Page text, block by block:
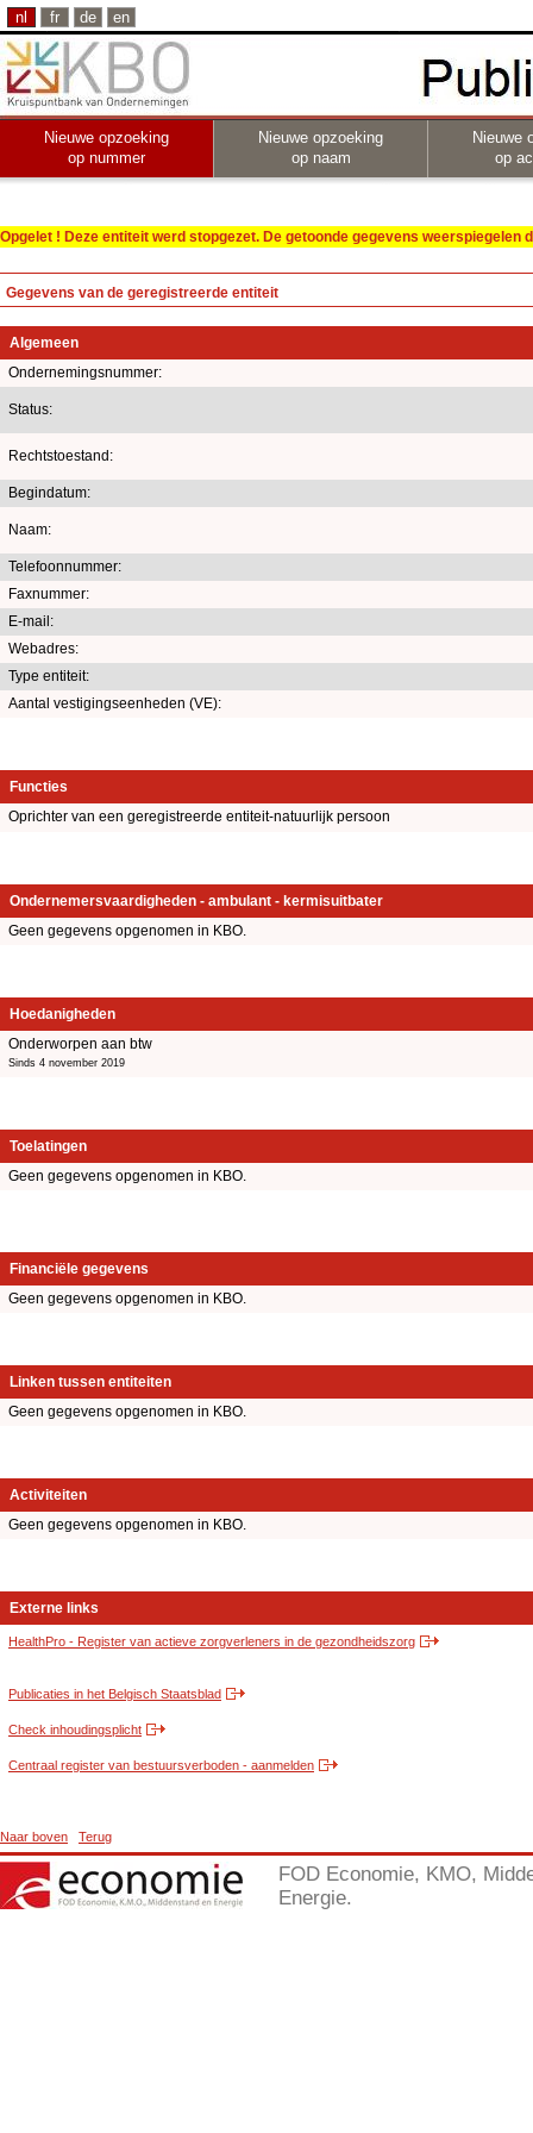
nl fr de en
Nieuwe opzoeking
op nummer
Nieuwe opzoeking
op naam
Nieuwe
op
Opgelet ! Deze entiteit werd stopgezet. De getoonde gegevens
Gegevens van de geregistreerde entiteit
Algemeen
Ondernemingsnummer:
Status:
Rechtstoestand:
Begindatum:
Naam:
Telefoonnummer:
Faxnummer:
E-mail:
Webadres:
Type entiteit:
Aantal vestigingseenheden (VE):
Functies
Oprichter van een geregistreerde entiteit-natuurlijk persoon
Ondernemersvaardigheden - ambulant - kermisuitbater
Geen gegevens opgenomen in KBO.
Hoedanigheden
Onderworpen aan btw
Sinds 4 november 2019
Toelatingen
Geen gegevens opgenomen in KBO.
Financiële gegevens
Geen gegevens opgenomen in KBO.
Linken tussen entiteiten
Geen gegevens opgenomen in KBO.
Activiteiten
Geen gegevens opgenomen in KBO.
Externe links
HealthPro - Register van actieve zorgverleners in de gezondheidszorg
Publicaties in het Belgisch Staatsblad
Check inhoudingsplicht
Centraal register van bestuursverboden - aanmelden
Naar boven Terug
FOD Economie, KMO,
Energie.